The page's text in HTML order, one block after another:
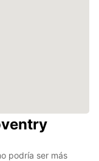
podría ser más